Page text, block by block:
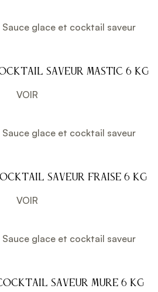
saveur mastic 6 kg
VOIR
saveur fraise 6 kg
VOIR
saveur mure 6 kg